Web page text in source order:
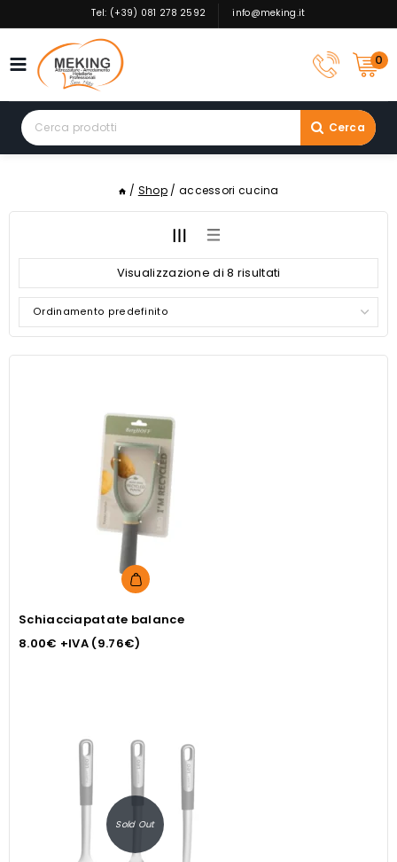
to
Tel: (+39) 081 278 2592 info@meking.it
0
Search
for:
Cerca
/ Shop / accessori cucina
Visualizzazione di 8 risultati
Schiacciapatate balance
8.00€ +IVA (9.76€)
Sold Out